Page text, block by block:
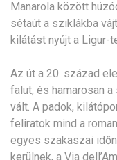
Manarola között
sétaút a sziklákba
kilátást nyújt a Ligur-
Az út a 20. század
falut, és hamarosan
vált. A padok,
feliratok mind a
egyes szakaszai
kerülnek, a Via